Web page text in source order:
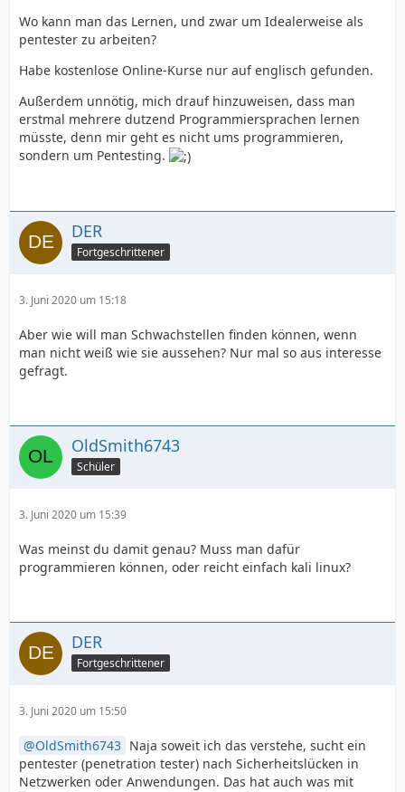
Wo kann man das Lernen, und zwar um Idealerweise als
pentester zu arbeiten?
Habe kostenlose Online-Kurse nur auf englisch gefunden.
Außerdem unnötig, mich drauf hinzuweisen, dass man
erstmal mehrere dutzend Programmiersprachen lernen
müsste, denn mir geht es nicht ums programmieren,
sondern um Pentesting.
DER
Fortgeschrittener
3. Juni 2020 um 15:18
Aber wie will man Schwachstellen finden können, wenn
man nicht weiß wie sie aussehen? Nur mal so aus interesse
gefragt.
OldSmith6743
Schüler
3. Juni 2020 um 15:39
Was meinst du damit genau? Muss man dafür
programmieren können, oder reicht einfach kali linux?
DER
Fortgeschrittener
3. Juni 2020 um 15:50
OldSmith6743 Naja soweit ich das verstehe, sucht ein
pentester (penetration tester) nach Sicherheitslücken in
Netzwerken oder Anwendungen. Das hat auch was mit